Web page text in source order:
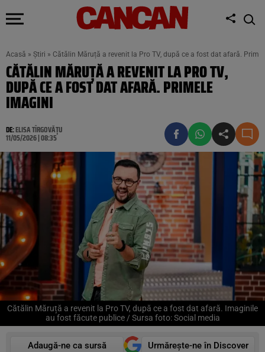
Acasă » Știri » Cătălin Măruță a revenit la Pro TV, după ce a fost dat afară.
CĂTĂLIN MĂRUȚĂ A REVENIT LA PRO TV,
DUPĂ CE A FOST DAT AFARĂ. PRIMELE
IMAGINI
DE:ELISA TÎRGOVĂȚU
11/05/2026 | 08:35
Cătălin Măruță a revenit la Pro TV, după ce a fost dat afară. Imaginile
au fost făcute publice / Sursa foto: Social media
Adaugă-ne ca sursă
Urmărește-ne în Discover